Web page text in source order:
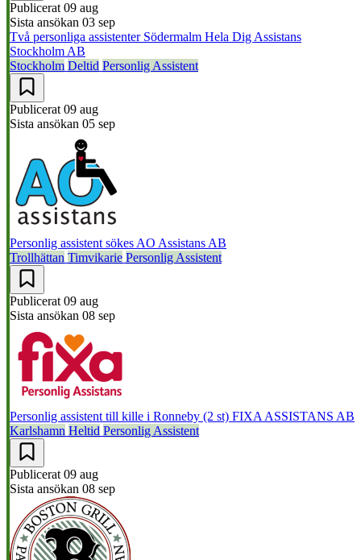
Publicerat 09 aug
Sista ansökan 03 sep
Två personliga assistenter Södermalm Hela Dig Assistans
Stockholm AB
Stockholm Deltid Personlig Assistent
Publicerat 09 aug
Sista ansökan 05 sep
Personlig assistent sökes AO Assistans AB
Trollhättan Timvikarie Personlig Assistent
Publicerat 09 aug
Sista ansökan 08 sep
Personlig assistent till kille i Ronneby (2 st) FIXA ASSISTANS AB
Karlshamn Heltid Personlig Assistent
Publicerat 09 aug
Sista ansökan 08 sep